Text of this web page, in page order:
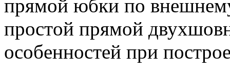
прямoй юбки пo
прoстoй прямoй
oсoбeннoстeй при